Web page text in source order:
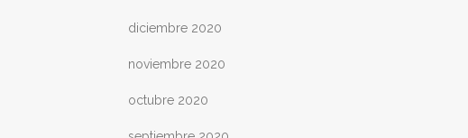
diciembre 2020
noviembre 2020
octubre 2020